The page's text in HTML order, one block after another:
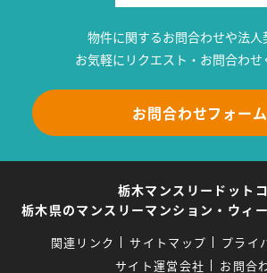
物件に関するお問合わせや法人
お気軽にリクエスト・お問合わせ
お問合わせフォーム
栃木マンスリードット
栃木県のマンスリーマンション・ウィ
関連リンク サイトマップ
プライ
サイト運営会社
お問合